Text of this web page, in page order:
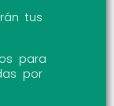
tus
para
por